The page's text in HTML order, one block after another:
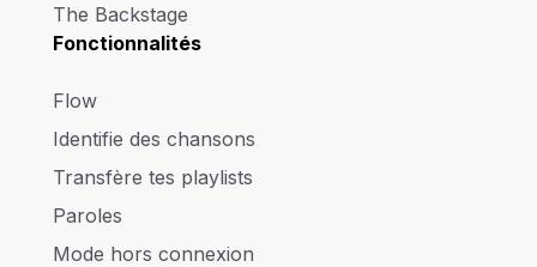
The Backstage
Fonctionnalités
Flow
Identifie des chansons
Transfère tes playlists
Paroles
Mode hors connexion